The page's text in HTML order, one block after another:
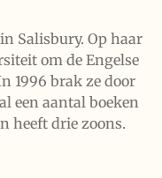
Salisbury. Op haar
om de Engelse
1996 brak ze door
een aantal boeken
heeft drie zoons.